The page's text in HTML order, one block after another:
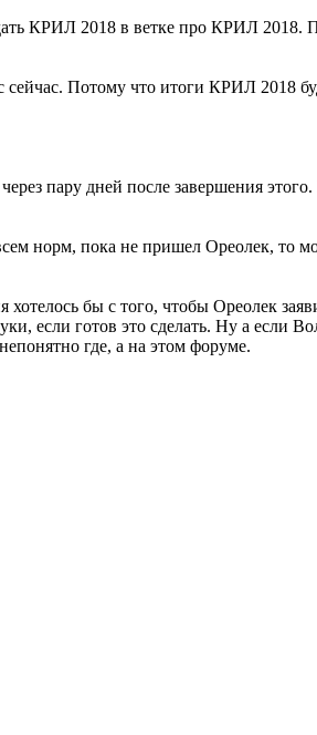
КРИЛ 2018 в ветке про КРИЛ 2018.
Потому что итоги КРИЛ 2018
пару дней после завершения этого.
норм, пока не пришел Ореолек, то
бы с того, чтобы Ореолек
если готов это сделать. Ну а если
где, а на этом форуме.